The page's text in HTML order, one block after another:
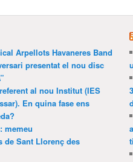
Arpellots Havaneres Band
presentat el nou disc
al nou Institut (IES
En quina fase ens
memeu
de Sant Llorenç des